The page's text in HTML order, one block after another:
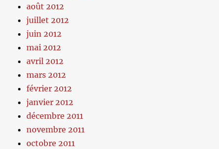
août 2012
juillet 2012
juin 2012
mai 2012
avril 2012
mars 2012
février 2012
janvier 2012
décembre 2011
novembre 2011
octobre 2011